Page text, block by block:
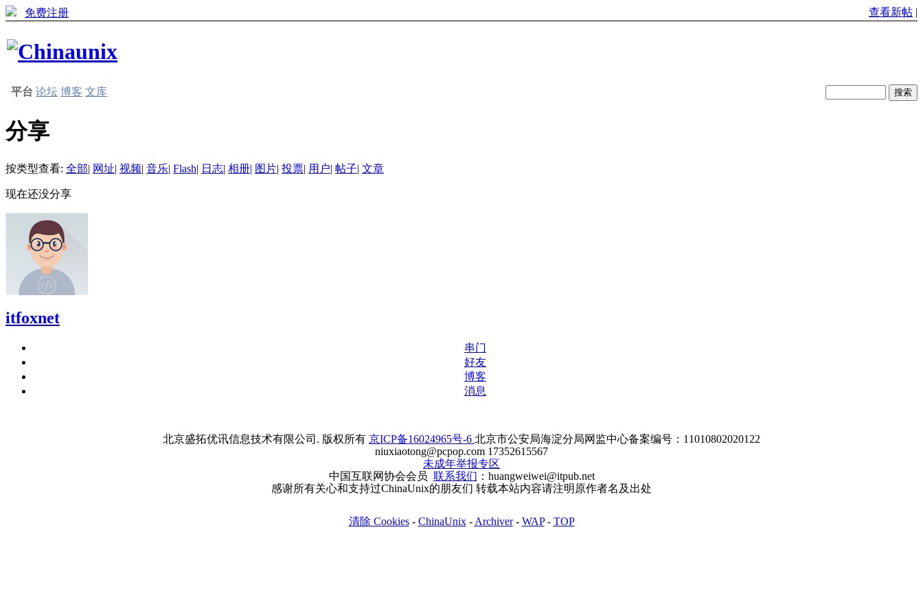
免费注册 查看新帖 |
平台 论坛 博客 文库
分享
按类型查看: 全部| 网址| 视频| 音乐| Flash| 日志| 相册| 图片| 投票| 用户| 帖子| 文章
现在还没分享
itfoxnet
串门
好友
博客
消息
北京盛拓优讯信息技术有限公司. 版权所有 京ICP备16024965号-6 北京市公安局海淀分局网监中心备案编号：11010802020122
niuxiaotong@pcpop.com 17352615567
未成年举报专区
中国互联网协会会员 联系我们 ：huangweiwei@itpub.net
感谢所有关心和支持过ChinaUnix的朋友们 转载本站内容请注明原作者名及出处
清除 Cookies- ChinaUnix- Archiver- WAP- TOP